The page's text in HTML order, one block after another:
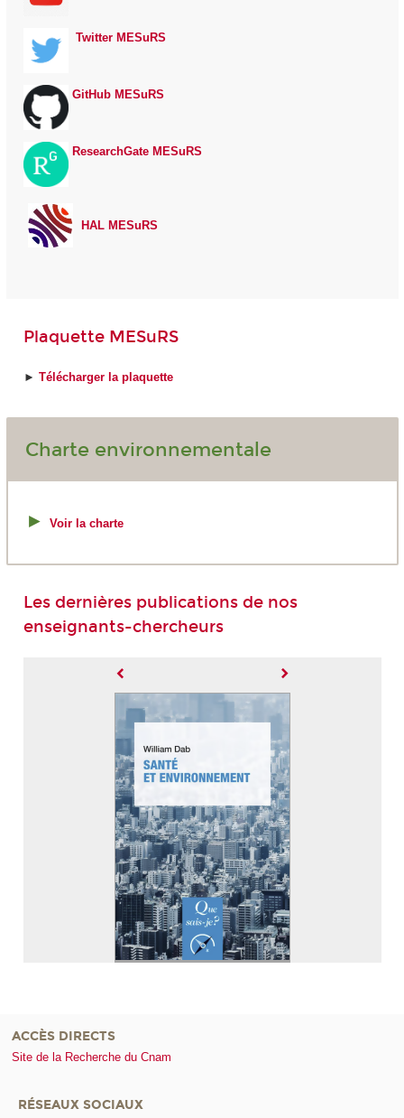
Twitter MESuRS
GitHub MESuRS
ResearchGate MESuRS
HAL MESuRS
Plaquette MESuRS
► Télécharger la plaquette
Charte environnementale
► Voir la charte
Les dernières publications de nos
enseignants-chercheurs
ACCÈS DIRECTS
Site de la Recherche du Cnam
RÉSEAUX SOCIAUX